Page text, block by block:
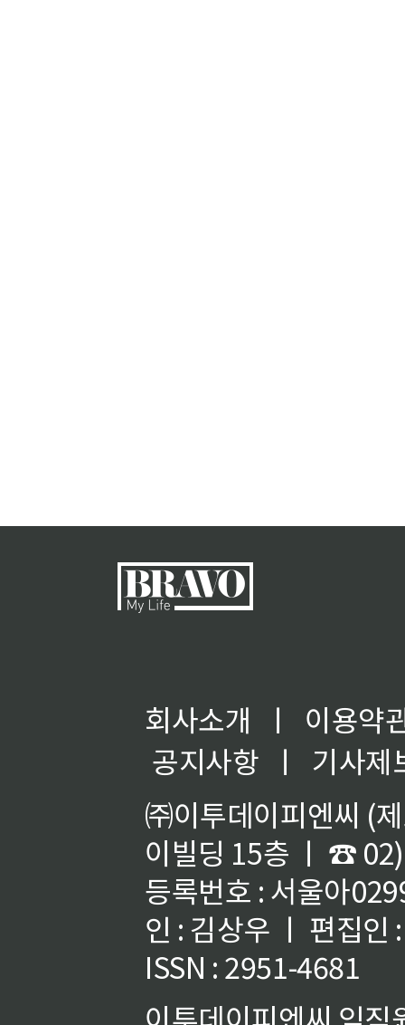
회사소개 ㅣ
이용약
공지사항
ㅣ
기사제
㈜이투데이피엔씨 (
이빌딩 15층 ㅣ ☎
등록번호 : 서울아
인 : 김상우 ㅣ 편집인
ISSN : 2951-4681